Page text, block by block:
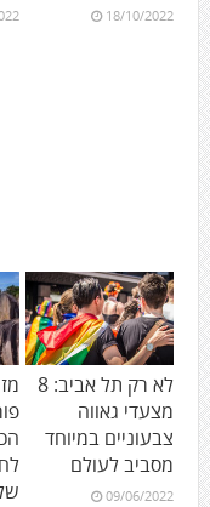
18/10/2022
לא רק תל אביב: 8
מצעדי גאווה
צבעוניים במיוחד
מסביב לעולם
09/06/2022